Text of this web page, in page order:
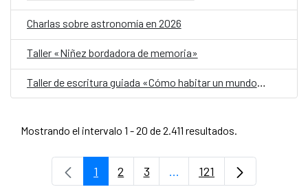
Charlas sobre astronomía en 2026
Taller «Niñez bordadora de memoria»
Mostrando el intervalo 1 - 20 de 2.411 resultados.
Página
1 Página
2 Página
3 ...Páginas intermedias Use
Página
121